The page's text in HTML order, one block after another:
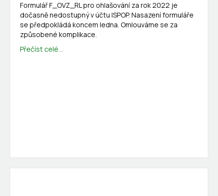
Formulář F_OVZ_RL pro ohlašování za rok 2022 je
dočasně nedostupný v účtu ISPOP. Nasazení formuláře
se předpokládá koncem ledna. Omlouváme se za
způsobené komplikace.
Přečíst celé...